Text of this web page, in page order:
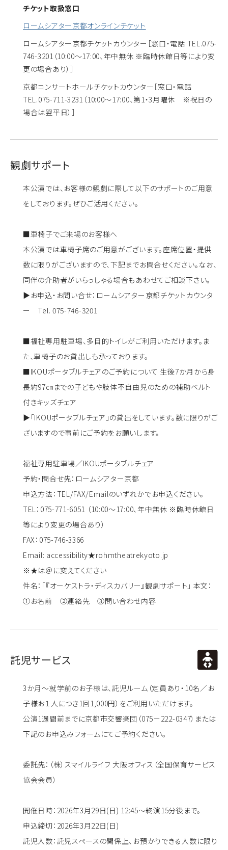
チケット取扱窓口
ロームシアター京都オンラインチケット
ロームシアター京都チケットカウンター ［窓口・電話 TEL.075-
746-3201（10:00～17:00、年中無休 ※臨時休館日等により変
更の場合あり）］
京都コンサートホールチケットカウンター ［窓口・電話
TEL.075-711-3231（10:00～17:00、第1・3月曜休 ※祝日の
場合は翌平日）］
観劇サポート
本公演では、お客様の観劇に際して以下のサポートのご用意
をしております。ぜひご活用ください。
■車椅子でご来場のお客様へ
本公演では車椅子席のご用意がございます。座席位置・提供
数に限りがございますので、下記までお問合せください。なお、
同伴の介助者がいらっしゃる場合もあわせてご相談下さい。
▶お申込・お問い合せ：ロームシアター京都チケットカウンタ
ー Tel. 075-746-3201
■福祉専用駐車場、多目的トイレがご利用いただけます。ま
た、車椅子のお貸出しも承っております。
■IKOUポータブルチェアのご予約について 生後7か月から身
長約97㎝までの子どもや肢体不自由児のための補助ベルト
付きキッズチェア
▶「IKOUポータブルチェア」の貸出をしています。数に限りがご
ざいますので事前にご予約をお願いします。
福祉専用駐車場／IKOUポータブルチェア
予約・問合せ先：ロームシアター京都
申込方法：TEL/FAX/Emailのいずれかでお申込ください。
TEL：075-771-6051 （10:00～17:00、年中無休 ※臨時休館日
等により変更の場合あり）
FAX：075-746-3366
Email: accessibility★rohmtheatrekyoto.jp
※★は＠に変えてください
件名：「『オーケストラ・ディスカバリー』観劇サポート」 本文：
①お名前 ②連絡先 ③問い合わせ内容
託児サービス
3か月～就学前のお子様は、託児ルーム（定員あり・10名／お
子様お１人につき1回1,000円）をご利用いただけます。
公演1週間前までに京都市交響楽団（075－222-0347）または
下記のお申込みフォームにてご予約ください。
委託先：（株）スマイルライフ 大阪オフィス（全国保育サービス
協会会員）
開催日時：2026年3月29日(日) 12:45～終演15分後まで。
申込締切：2026年3月22日(日)
託児人数：託児スペースの関係上、お預かりできる人数に限り